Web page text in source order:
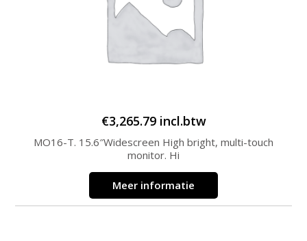
€3,265.79 incl.btw
MO16-T. 15.6″Widescreen High bright, multi-touch
monitor. Hi
Meer informatie